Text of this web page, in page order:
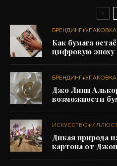
БРЕНДИНГ+УПАКОВКА
Как бумага
цифровую эпоху
БРЕНДИНГ+УПАКОВКА
Джо Линн
возможности
Дикая природа
картона от